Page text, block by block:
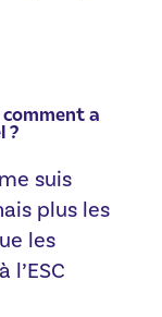
a
?
suis
plus les
les
l’ESC